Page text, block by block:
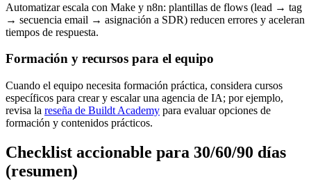
Automatizar escala con Make y n8n: plantillas de flows (lead → tag
→ secuencia email → asignación a SDR) reducen errores y aceleran
tiempos de respuesta.
Formación y recursos para el equipo
Cuando el equipo necesita formación práctica, considera cursos
específicos para crear y escalar una agencia de IA; por ejemplo,
revisa la reseña de Buildt Academy para evaluar opciones de
formación y contenidos prácticos.
Checklist accionable para 30/60/90 días
(resumen)